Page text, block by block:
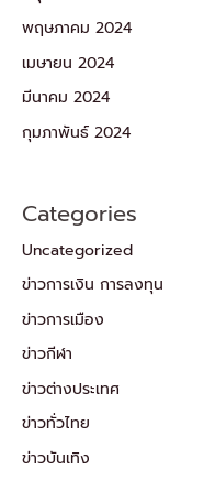
พฤษภาคม 2024
เมษายน 2024
มีนาคม 2024
กุมภาพันธ์ 2024
Categories
Uncategorized
ข่าวการเงิน การลงทุน
ข่าวการเมือง
ข่าวกีฬา
ข่าวต่างประเทศ
ข่าวทั่วไทย
ข่าวบันเทิง